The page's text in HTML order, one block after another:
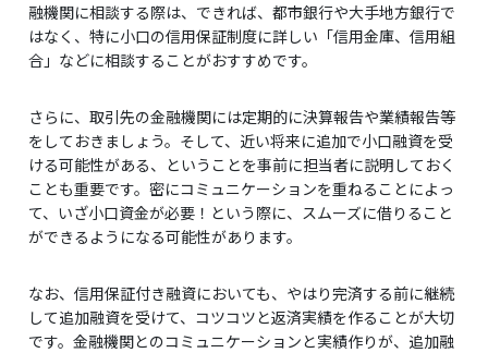
融機関に相談する際は、できれば、都市銀行や大手地方銀行で
はなく、特に小口の信用保証制度に詳しい「信用金庫、信用組
合」などに相談することがおすすめです。
さらに、取引先の金融機関には定期的に決算報告や業績報告等
をしておきましょう。そして、近い将来に追加で小口融資を受
ける可能性がある、ということを事前に担当者に説明しておく
ことも重要です。密にコミュニケーションを重ねることによっ
て、いざ小口資金が必要！という際に、スムーズに借りること
ができるようになる可能性があります。
なお、信用保証付き融資においても、やはり完済する前に継続
して追加融資を受けて、コツコツと返済実績を作ることが大切
です。金融機関とのコミュニケーションと実績作りが、追加融